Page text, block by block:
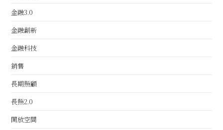
金融3.0
金融創新
金融科技
銷售
長期照顧
長照2.0
開放空間